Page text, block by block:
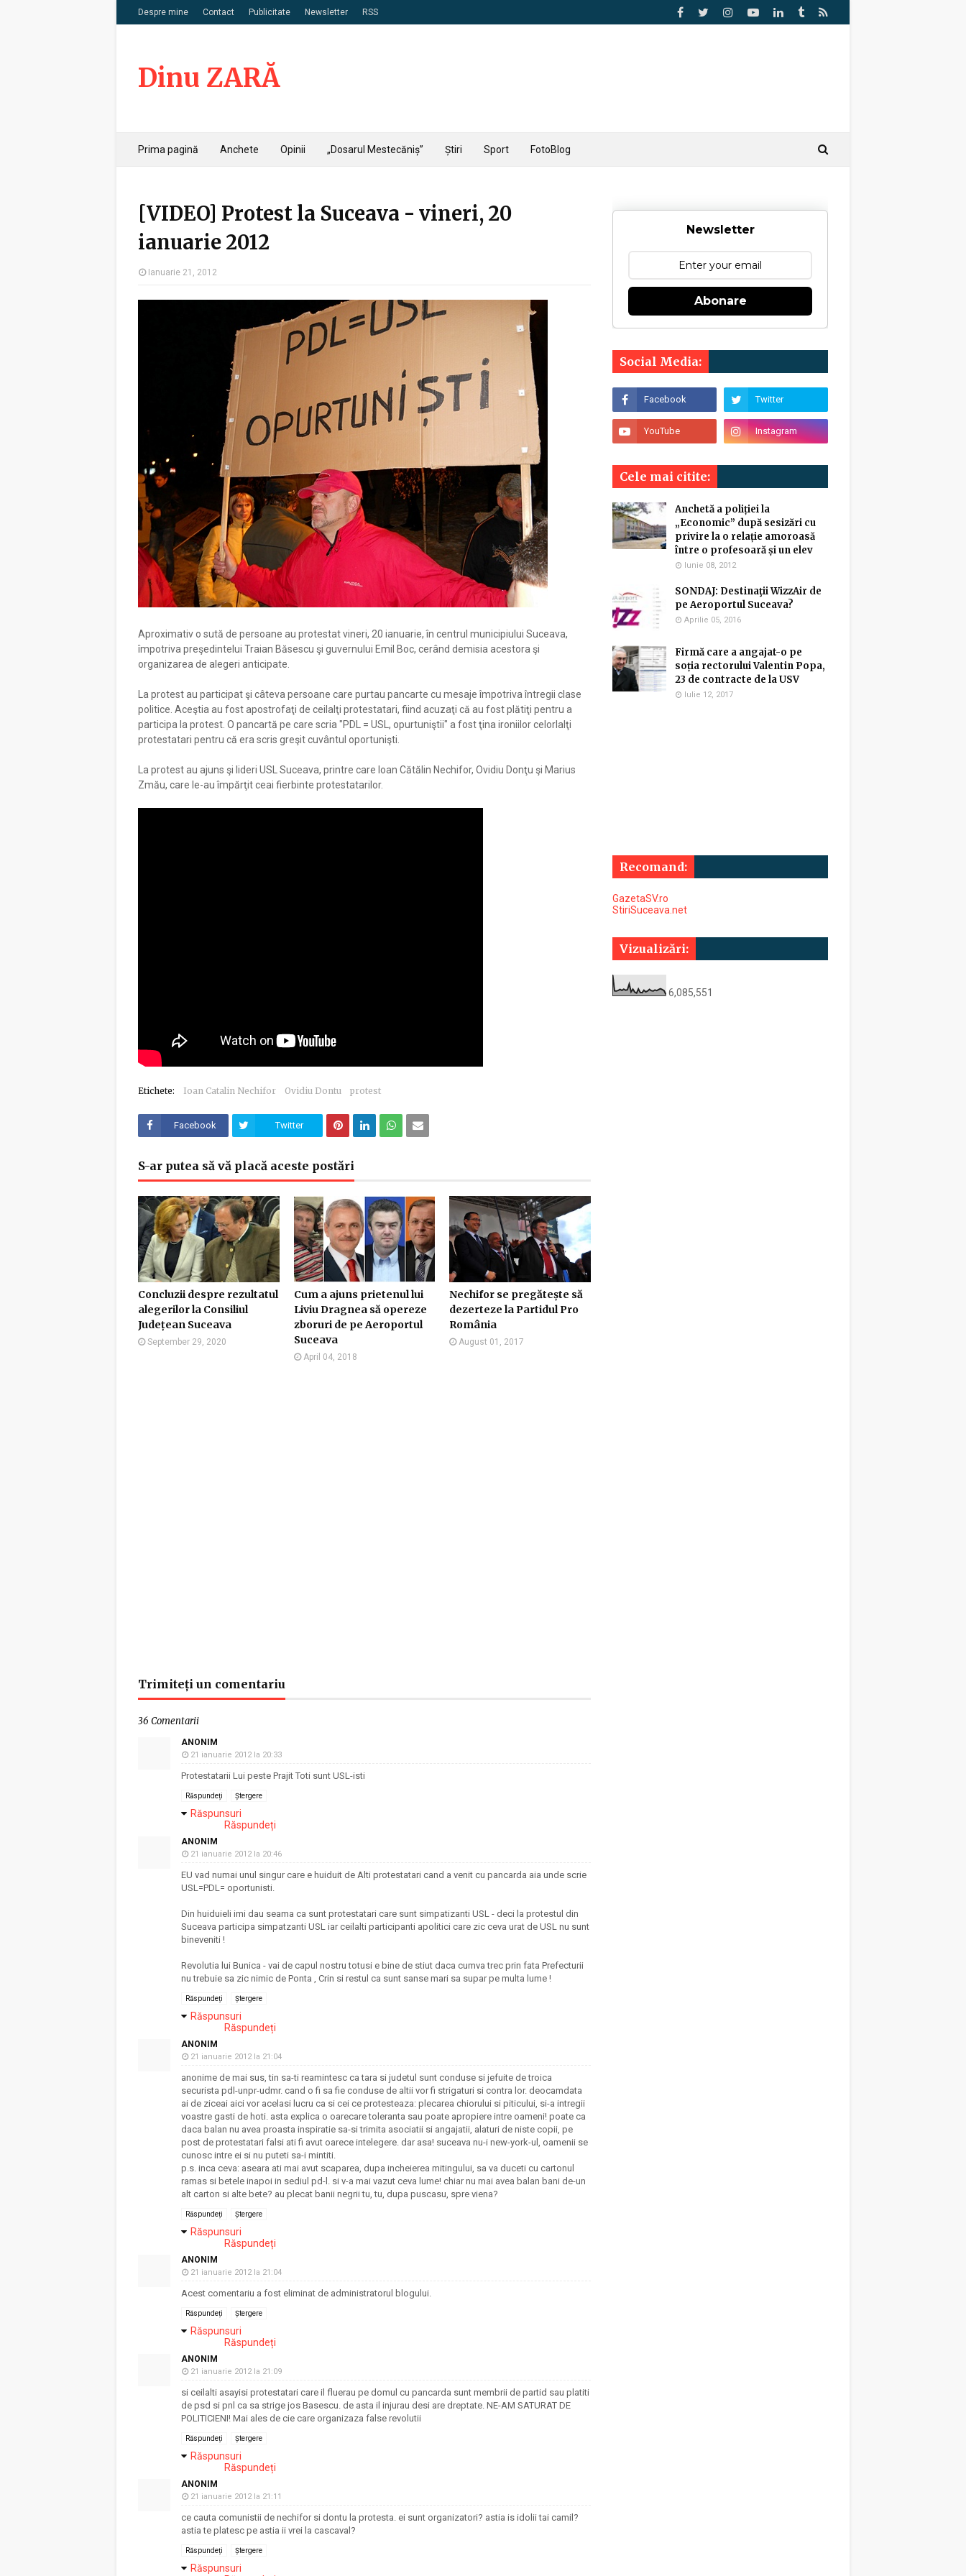
Despre mine Contact Publicitate Newsletter RSS
Dinu ZARĂ
Prima pagină Anchete Opinii „Dosarul Mestecăniș” Știri Sport FotoBlog
[VIDEO] Protest la Suceava - vineri, 20
ianuarie 2012
Ianuarie 21, 2012
Aproximativ o sută de persoane au protestat vineri, 20 ianuarie, în centrul municipiului Suceava,
împotriva preşedintelui Traian Băsescu şi guvernului Emil Boc, cerând demisia acestora şi
organizarea de alegeri anticipate.
La protest au participat şi câteva persoane care purtau pancarte cu mesaje împotriva întregii clase
politice. Aceştia au fost apostrofaţi de ceilalţi protestatari, fiind acuzaţi că au fost plătiţi pentru a
participa la protest. O pancartă pe care scria "PDL = USL, opurtuniştii" a fost ţina ironiilor celorlalţi
protestatari pentru că era scris greşit cuvântul oportunişti.
La protest au ajuns şi lideri USL Suceava, printre care Ioan Cătălin Nechifor, Ovidiu Donţu şi Marius
Zmău, care le-au împărţit ceai fierbinte protestatarilor.
Etichete: Ioan Catalin Nechifor Ovidiu Dontu protest
Facebook Twitter
S-ar putea să vă placă aceste postări
Concluzii despre rezultatul
alegerilor la Consiliul
Județean Suceava
September 29, 2020
Cum a ajuns prietenul lui
Liviu Dragnea să opereze
zboruri de pe Aeroportul
Suceava
April 04, 2018
Nechifor se pregătește să
dezerteze la Partidul Pro
România
August 01, 2017
Trimiteți un comentariu
36 Comentarii
ANONIM
21 ianuarie 2012 la 20:33
Protestatarii Lui peste Prajit Toti sunt USL-isti
Răspundeți Ștergere
Răspunsuri
Răspundeți
ANONIM
21 ianuarie 2012 la 20:46
EU vad numai unul singur care e huiduit de Alti protestatari cand a venit cu pancarda aia unde scrie
USL=PDL= oportunisti.
Din huiduieli imi dau seama ca sunt protestatari care sunt simpatizanti USL - deci la protestul din
Suceava participa simpatzanti USL iar ceilalti participanti apolitici care zic ceva urat de USL nu sunt
bineveniti !
Revolutia lui Bunica - vai de capul nostru totusi e bine de stiut daca cumva trec prin fata Prefecturii
nu trebuie sa zic nimic de Ponta , Crin si restul ca sunt sanse mari sa supar pe multa lume !
Răspundeți Ștergere
Răspunsuri
Răspundeți
ANONIM
21 ianuarie 2012 la 21:04
anonime de mai sus, tin sa-ti reamintesc ca tara si judetul sunt conduse si jefuite de troica
securista pdl-unpr-udmr. cand o fi sa fie conduse de altii vor fi strigaturi si contra lor. deocamdata
ai de ziceai aici vor acelasi lucru ca si cei ce protesteaza: plecarea chiorului si piticului, si-a intregii
voastre gasti de hoti. asta explica o oarecare toleranta sau poate apropiere intre oameni! poate ca
daca balan nu avea proasta inspiratie sa-si trimita asociatii si angajatii, alaturi de niste copii, pe
post de protestatari falsi ati fi avut oarece intelegere. dar asa! suceava nu-i new-york-ul, oamenii se
cunosc intre ei si nu puteti sa-i mintiti.
p.s. inca ceva: aseara ati mai avut scaparea, dupa incheierea mitingului, sa va duceti cu cartonul
ramas si betele inapoi in sediul pd-l. si v-a mai vazut ceva lume! chiar nu mai avea balan bani de-un
alt carton si alte bete? au plecat banii negrii tu, tu, dupa puscasu, spre viena?
Răspundeți Ștergere
Răspunsuri
Răspundeți
ANONIM
21 ianuarie 2012 la 21:04
Acest comentariu a fost eliminat de administratorul blogului.
Răspundeți Ștergere
Răspunsuri
Răspundeți
ANONIM
21 ianuarie 2012 la 21:09
si ceilalti asayisi protestatari care il fluerau pe domul cu pancarda sunt membrii de partid sau platiti
de psd si pnl ca sa strige jos Basescu. de asta il injurau desi are dreptate. NE-AM SATURAT DE
POLITICIENI! Mai ales de cie care organizaza false revolutii
Răspundeți Ștergere
Răspunsuri
Răspundeți
ANONIM
21 ianuarie 2012 la 21:11
ce cauta comunistii de nechifor si dontu la protesta. ei sunt organizatori? astia is idolii tai camil?
astia te platesc pe astia ii vrei la cascaval?
Răspundeți Ștergere
Răspunsuri
Newsletter
Abonare
Social Media:
Cele mai citite:
Anchetă a poliției la
„Economic” după sesizări cu
privire la o relație amoroasă
între o profesoară și un elev
Iunie 08, 2012
SONDAJ: Destinaţii WizzAir de
pe Aeroportul Suceava?
Aprilie 05, 2016
Firmă care a angajat-o pe
soția rectorului Valentin Popa,
23 de contracte de la USV
Iulie 12, 2017
Recomand:
GazetaSV.ro
StiriSuceava.net
Vizualizări:
6,085,551